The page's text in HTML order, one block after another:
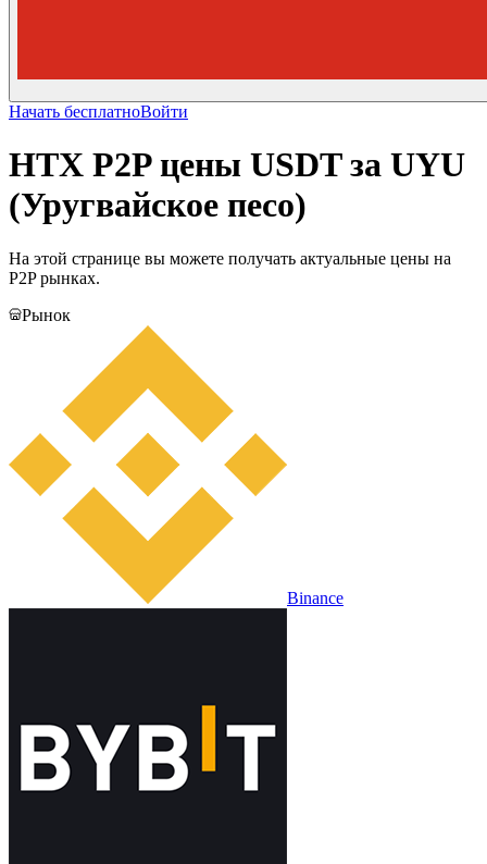
Начать бесплатноВойти
HTX P2P цены USDT за UYU
(Уругвайское песо)
На этой странице вы можете получать актуальные цены на
P2P рынках.
Рынок
Binance